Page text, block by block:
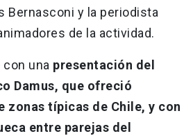
Bernasconi y la periodista
de la actividad.
una presentación del
Damus, que ofreció
zonas típicas de Chile, y con
entre parejas del